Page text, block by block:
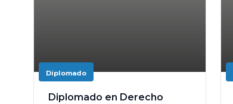
Diplomado
Diplomado en Derecho